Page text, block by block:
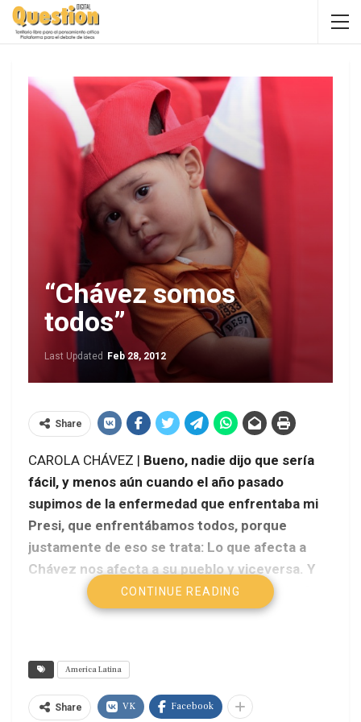
“Chávez somos
todos”
Last Updated Feb 28, 2012
Share
CAROLA CHÁVEZ | Bueno, nadie dijo que sería
fácil, y menos aún cuando el año pasado
supimos de la enfermedad que enfrentaba mi
Presi, que enfrentábamos todos, porque
justamente de eso se trata: Lo que afecta a
Chávez nos afecta a su pueblo y viceversa. Y
es aquí cuando me veo obligada a recurrir al
inevitable cliché: “Chávez somos todos”.
CONTINUE READING
America Latina
Share VK Facebook